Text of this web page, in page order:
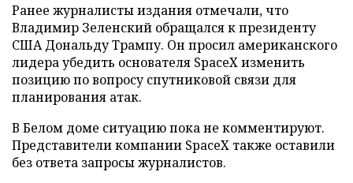
Ранее журналисты издания отмечали, что
Владимир Зеленский обращался к президенту
США Дональду Трампу. Он просил американского
лидера убедить основателя SpaceX изменить
позицию по вопросу спутниковой связи для
планирования атак.
В Белом доме ситуацию пока не комментируют.
Представители компании SpaceX также оставили
без ответа запросы журналистов.